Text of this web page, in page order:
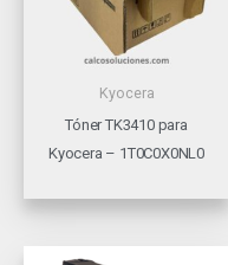
Kyocera
Tóner TK3410 para
Kyocera – 1T0C0X0NL0